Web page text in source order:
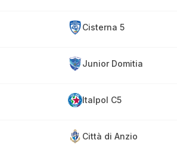
Cisterna 5
Junior Domitia
Italpol C5
Città di Anzio